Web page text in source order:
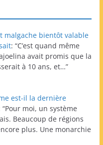
malgache bientôt valable
: “C’est quand même
avait promis que la
à 10 ans, et…”
est-il la dernière
“Pour moi, un système
Beaucoup de régions
plus. Une monarchie